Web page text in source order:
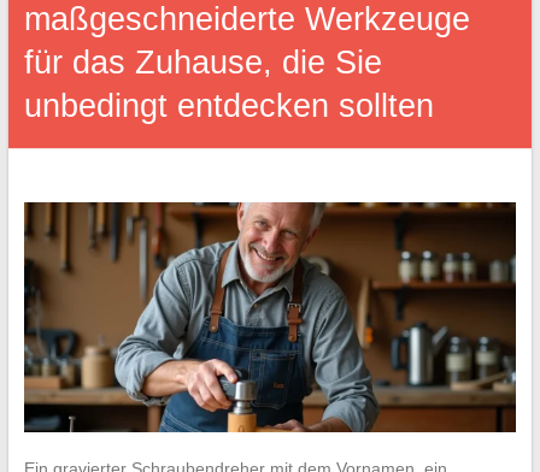
maßgeschneiderte Werkzeuge
für das Zuhause, die Sie
unbedingt entdecken sollten